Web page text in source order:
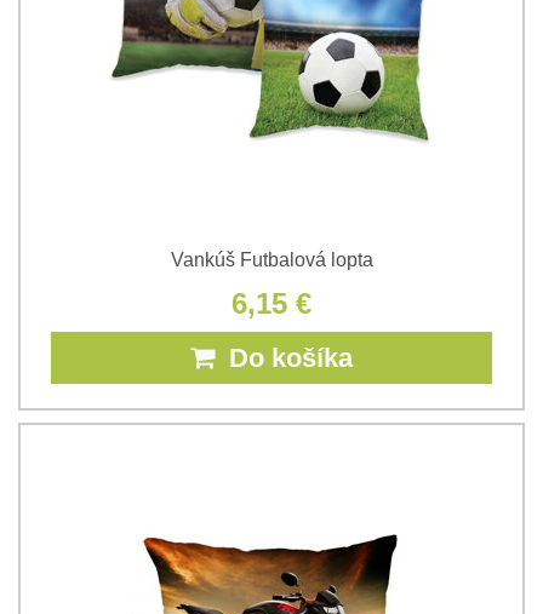
Vankúš Futbalová lopta
6,15 €
Do košíka